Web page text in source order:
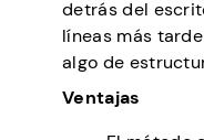
detrás del
líneas más
algo de
Ventajas